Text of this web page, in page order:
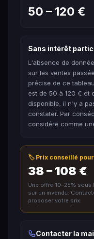
50 – 120 €
Sans intérêt
L'absence de
sur les ventes
précise de ce
est de 50 à 120 € et
disponible, il n'y a
constater. Par
considéré comme
🏷️ Prix conseillé
38 – 108 €
Une offre 10–25%
sur un invendu.
proposer votre prix.
Contacter la